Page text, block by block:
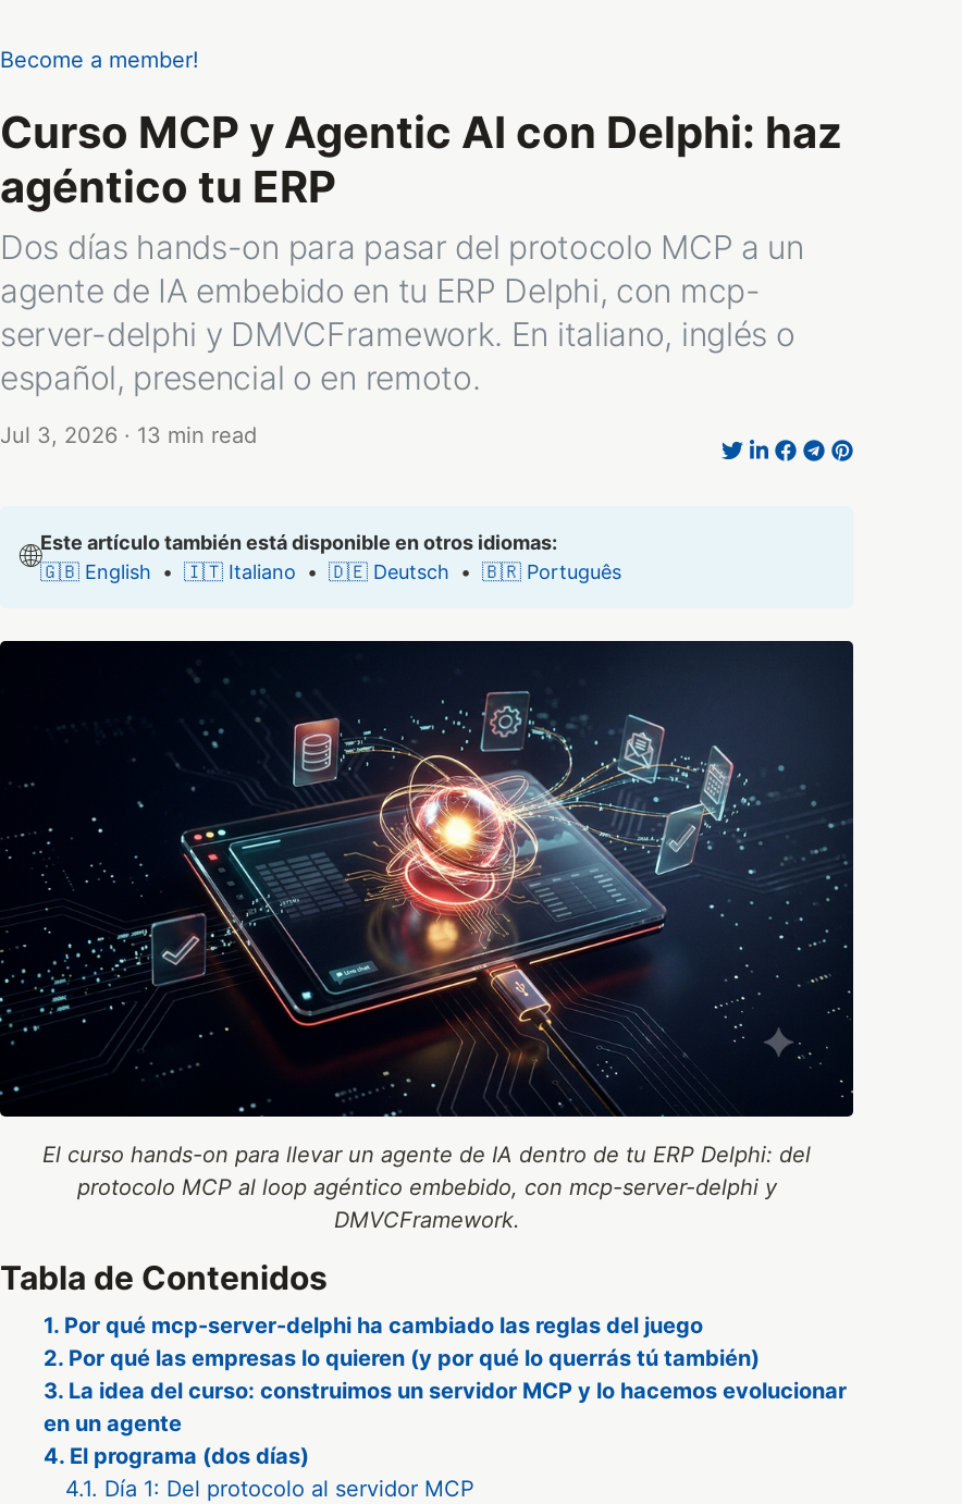
Become a member!
Curso MCP y Agentic AI con Delphi: haz
agéntico tu ERP
Dos días hands-on para pasar del protocolo MCP a un
agente de IA embebido en tu ERP Delphi, con mcp-
server-delphi y DMVCFramework. En italiano, inglés o
español, presencial o en remoto.
Jul 3, 2026 · 13 min read
🌐Este artículo también está disponible en otros idiomas:
🇬🇧 English • 🇮🇹 Italiano • 🇩🇪 Deutsch • 🇧🇷 Português
El curso hands-on para llevar un agente de IA dentro de tu ERP Delphi: del
protocolo MCP al loop agéntico embebido, con mcp-server-delphi y
DMVCFramework.
Tabla de Contenidos
1. Por qué mcp-server-delphi ha cambiado las reglas del juego
2. Por qué las empresas lo quieren (y por qué lo querrás tú también)
3. La idea del curso: construimos un servidor MCP y lo hacemos evolucionar
en un agente
4. El programa (dos días)
4.1. Día 1: Del protocolo al servidor MCP